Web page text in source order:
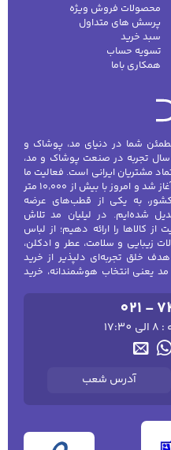
محصولات فروش ویژه
پرسش های متداول
سبد خرید
تسویه حساب
همکاری باما
مطمئن شما در دنیای مد، پوشاک و
سبک زندگی | لیلیان مد، با بیش از ۱۵ سال تجربه در صنعت پوشاک و مد،
مشتریان ایرانی است. فعالیت ما
از سال ۲۰۰۸ زیرمجموعه گروه شکوفا آغاز شد و امروز با بیش از ۱۰٬۰۰۰ متر
به یکی از قطب‌های عرضه
شده‌ایم. در لیلیان مد تلاش
کالاها را ارائه دهیم؛ از لباس
زیبایی و سلامت، عطر و ادکلن،
خلق تجربه‌ای دلپذیر از خرید
یعنی انتخاب هوشمندانه، خرید
021 -
آدرس شعب